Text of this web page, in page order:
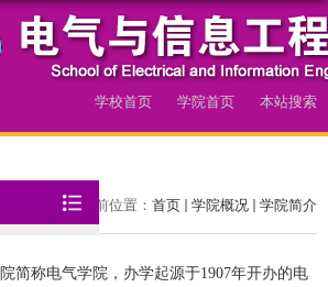
学校首页 学院首页 本站搜索
当前位置： 首页 学院概况 学院简介
简称电气学院，办学起源于1907年开办的电